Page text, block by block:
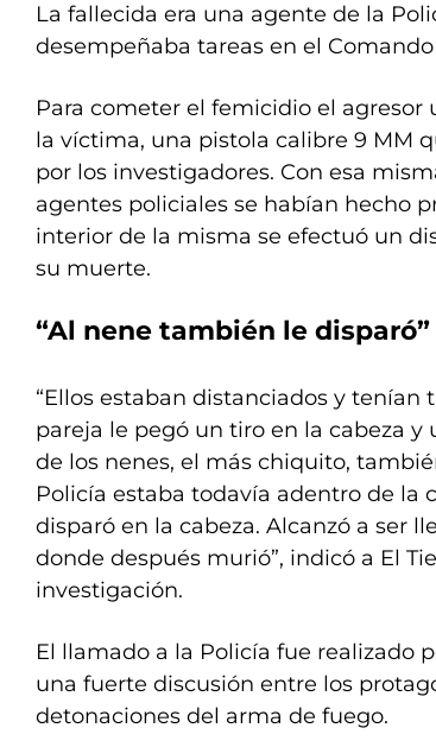
La fallecida era una agente de la
desempeñaba tareas en el
Para cometer el femicidio el
la víctima, una pistola calibre 9 MM
por los investigadores. Con esa
agentes policiales se habían hecho
interior de la misma se efectuó un
su muerte.
“Al nene también le disparó”
“Ellos estaban distanciados y tenían
pareja le pegó un tiro en la cabeza y
de los nenes, el más chiquito,
Policía estaba todavía adentro de la
disparó en la cabeza. Alcanzó a ser
donde después murió”, indicó a El
investigación.
El llamado a la Policía fue realizado
una fuerte discusión entre los
detonaciones del arma de fuego.